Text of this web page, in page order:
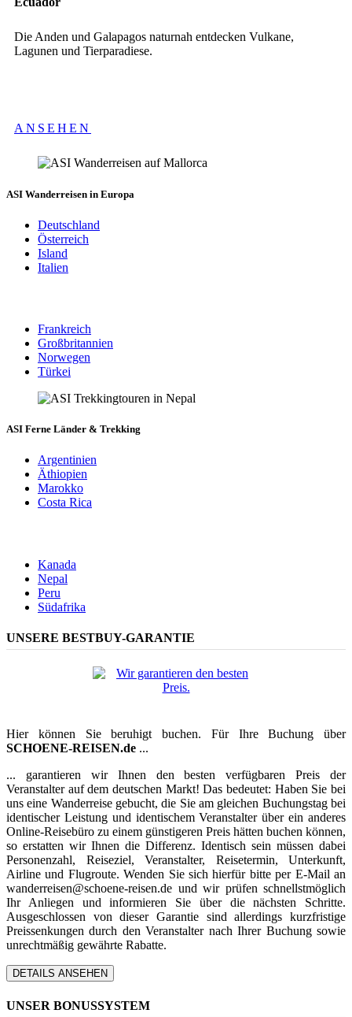
Die Anden und Galapagos naturnah entdecken Vulkane,
Lagunen und Tierparadiese.
ANSEHEN
ASI Wanderreisen in Europa
Deutschland
Österreich
Island
Italien
Frankreich
Großbritannien
Norwegen
Türkei
ASI Ferne Länder & Trekking
Argentinien
Äthiopien
Marokko
Costa Rica
Kanada
Nepal
Peru
Südafrika
UNSERE BESTBUY-GARANTIE
Hier können Sie beruhigt buchen. Für Ihre Buchung über
SCHOENE-REISEN.de ...
... garantieren wir Ihnen den besten verfügbaren Preis der
Veranstalter auf dem deutschen Markt! Das bedeutet: Haben Sie bei
uns eine Wanderreise gebucht, die Sie am gleichen Buchungstag bei
identischer Leistung und identischem Veranstalter über ein anderes
Online-Reisebüro zu einem günstigeren Preis hätten buchen können,
so erstatten wir Ihnen die Differenz. Identisch sein müssen dabei
Personenzahl, Reiseziel, Veranstalter, Reisetermin, Unterkunft,
Airline und Flugroute. Wenden Sie sich hierfür bitte per E-Mail an
wanderreisen@schoene-reisen.de und wir prüfen schnellstmöglich
Ihr Anliegen und informieren Sie über die nächsten Schritte.
Ausgeschlossen von dieser Garantie sind allerdings kurzfristige
Preissenkungen durch den Veranstalter nach Ihrer Buchung sowie
unrechtmäßig gewährte Rabatte.
DETAILS ANSEHEN
UNSER BONUSSYSTEM